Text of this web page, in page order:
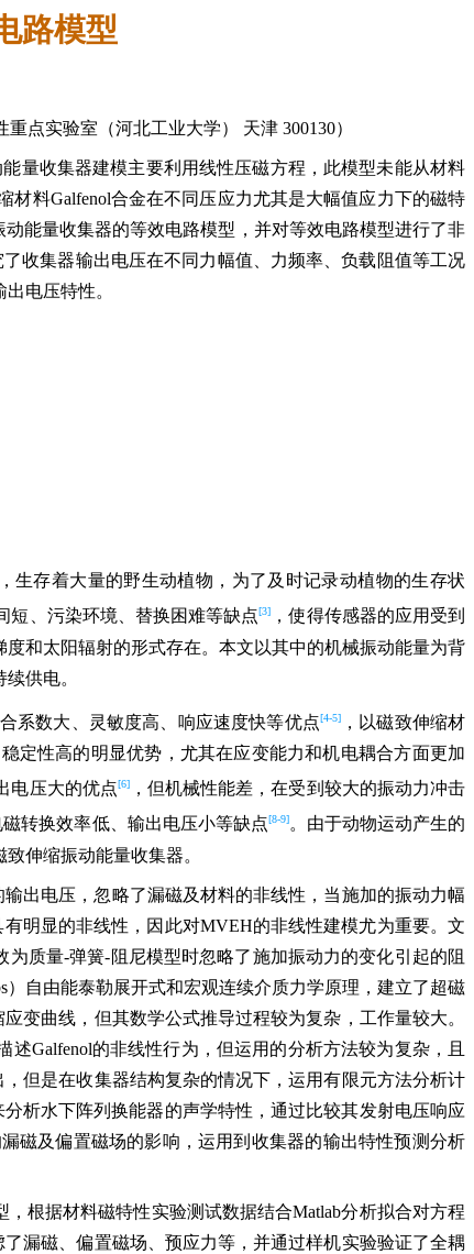
路模型
点实验室（河北工业大学） 天津 300130）
量收集器建模主要利用线性压磁方程，此模型未能从材料
料Galfenol合金在不同压应力尤其是大幅值应力下的磁特
能量收集器的等效电路模型，并对等效电路模型进行了非
收集器输出电压在不同力幅值、力频率、负载阻值等工况
电压特性。
生存着大量的野生动植物，为了及时记录动植物的生存状
短、污染环境、替换困难等缺点[3]
，使得传感器的应用受到
和太阳辐射的形式存在。本文以其中的机械振动能量为背
供电。
系数大、灵敏度高、响应速度快等优点[4-5]，以磁致伸缩材
定性高的明显优势，尤其在应变能力和机电耦合方面更加
电压大的优点[6]，但机械性能差，在受到较大的振动力冲击
转换效率低、输出电压小等缺点[8-9]。由于动物运动产生的
伸缩振动能量收集器。
出电压，忽略了漏磁及材料的非线性，当施加的振动力幅
明显的非线性，因此对MVEH的非线性建模尤为重要。文
质量-弹簧-阻尼模型时忽略了施加振动力的变化引起的阻
自由能泰勒展开式和宏观连续介质力学原理，建立了超磁
变曲线，但其数学公式推导过程较为复杂，工作量较大。
Galfenol的非线性行为，但运用的分析方法较为复杂，且
但是在收集器结构复杂的情况下，运用有限元方法分析计
析水下阵列换能器的声学特性，通过比较其发射电压响应
漏磁及偏置磁场的影响，运用到收集器的输出特性预测分析
根据材料磁特性实验测试数据结合Matlab分析拟合对方程
漏磁、偏置磁场、预应力等，并通过样机实验验证了全耦